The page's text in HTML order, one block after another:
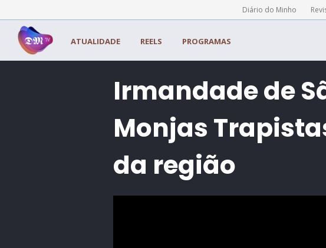
Diário do Minho
ATUALIDADE REELS PROGRAMAS
Irmandade de
Monjas
da região